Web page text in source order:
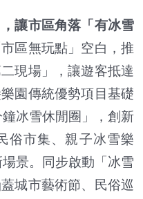
讓市區角落「有冰雪
區無玩點」空白，推
現場」，讓遊客抵達
園傳統優勢項目基礎
冰雪休閒圈」，創新
俗市集、親子冰雪樂
景。同步啟動「冰雪
城市藝術節、民俗巡